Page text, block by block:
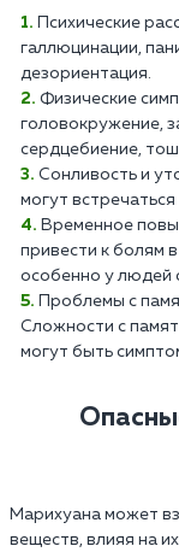
Психические
галлюцинации,
дезориентация.
Физические
головокружение,
сердцебиение,
Сонливость и
могут
Временное
привести к болям
особенно у людей
Проблемы с
Сложности с
могут быть
Марихуана может
веществ, влияя на